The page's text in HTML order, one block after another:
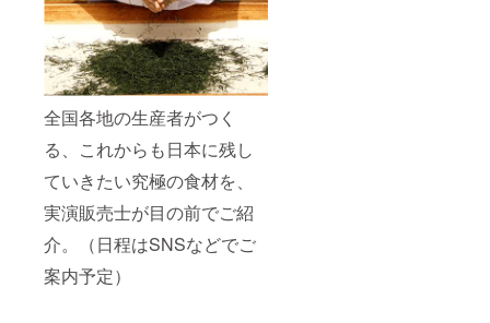
全国各地の生産者がつく
る、これからも日本に残し
ていきたい究極の食材を、
実演販売士が目の前でご紹
介。（日程はSNSなどでご
案内予定）